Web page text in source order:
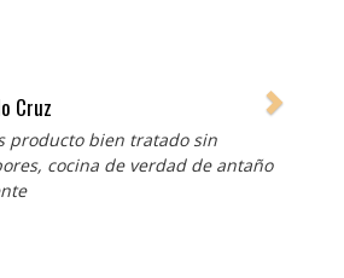
Cruz
producto bien tratado sin
cocina de verdad de antaño